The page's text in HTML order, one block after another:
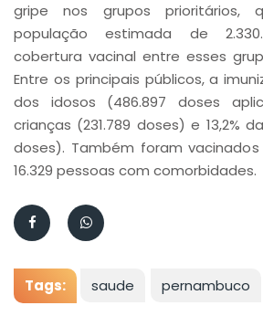
gripe nos grupos prioritários,
população estimada de
cobertura vacinal entre esses
Entre os principais públicos, a
dos idosos (486.897 doses
crianças (231.789 doses) e 13,2%
doses). Também foram vacinados
16.329 pessoas com comorbidades.
Tags: saude pernambuco